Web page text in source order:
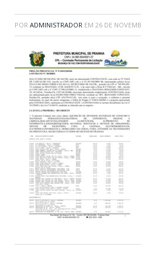
POR ADMINISTRADOR EM 26 DE